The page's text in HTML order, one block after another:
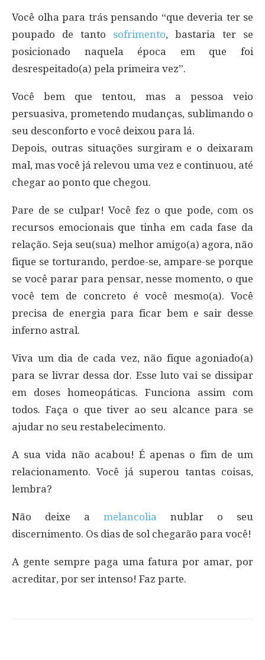
Você olha para trás pensando “que deveria ter se
poupado de tanto sofrimento, bastaria ter se
posicionado naquela época em que foi
desrespeitado(a) pela primeira vez”.
Você bem que tentou, mas a pessoa veio
persuasiva, prometendo mudanças, sublimando o
seu desconforto e você deixou para lá.
Depois, outras situações surgiram e o deixaram
mal, mas você já relevou uma vez e continuou, até
chegar ao ponto que chegou.
Pare de se culpar! Você fez o que pode, com os
recursos emocionais que tinha em cada fase da
relação. Seja seu(sua) melhor amigo(a) agora, não
fique se torturando, perdoe-se, ampare-se porque
se você parar para pensar, nesse momento, o que
você tem de concreto é você mesmo(a). Você
precisa de energia para ficar bem e sair desse
inferno astral.
Viva um dia de cada vez, não fique agoniado(a)
para se livrar dessa dor. Esse luto vai se dissipar
em doses homeopáticas. Funciona assim com
todos. Faça o que tiver ao seu alcance para se
ajudar no seu restabelecimento.
A sua vida não acabou! É apenas o fim de um
relacionamento. Você já superou tantas coisas,
lembra?
Não deixe a melancolia nublar o seu
discernimento. Os dias de sol chegarão para você!
A gente sempre paga uma fatura por amar, por
acreditar, por ser intenso! Faz parte.